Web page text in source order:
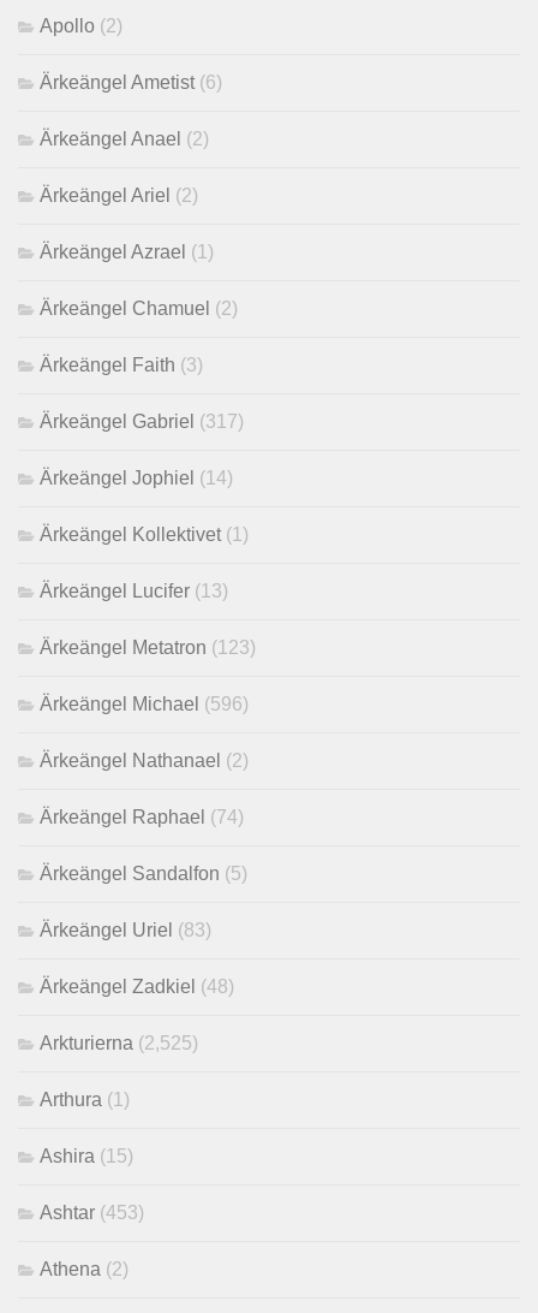
Apollo (2)
Ärkeängel Ametist (6)
Ärkeängel Anael (2)
Ärkeängel Ariel (2)
Ärkeängel Azrael (1)
Ärkeängel Chamuel (2)
Ärkeängel Faith (3)
Ärkeängel Gabriel (317)
Ärkeängel Jophiel (14)
Ärkeängel Kollektivet (1)
Ärkeängel Lucifer (13)
Ärkeängel Metatron (123)
Ärkeängel Michael (596)
Ärkeängel Nathanael (2)
Ärkeängel Raphael (74)
Ärkeängel Sandalfon (5)
Ärkeängel Uriel (83)
Ärkeängel Zadkiel (48)
Arkturierna (2,525)
Arthura (1)
Ashira (15)
Ashtar (453)
Athena (2)